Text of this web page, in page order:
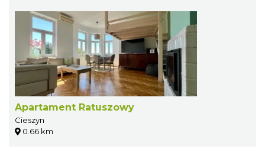
Apartament Ratuszowy
Cieszyn
0.66 km